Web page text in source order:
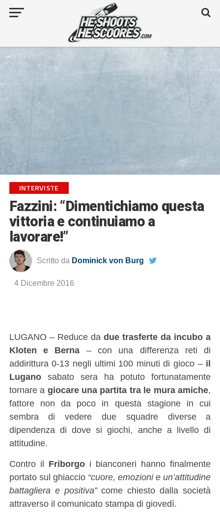
INTERVISTE
Fazzini: “Dimentichiamo questa
vittoria e continuiamo a
lavorare!”
Scritto da Dominick von Burg
4 Dicembre 2016
LUGANO – Reduce da due trasferte da incubo a
Kloten e Berna – con una differenza reti di
addirittura 0-13 negli ultimi 100 minuti di gioco – il
Luganosabato sera ha potuto fortunatamente
tornare a giocare una partita tra le mura amiche,
fattore non da poco in questa stagione in cui
sembra di vedere due squadre diverse a
dipendenza di dove si giochi, anche a livello di
attitudine.
Contro il Friborgoi bianconeri hanno finalmente
portato sul ghiaccio “cuore, emozioni e un’attitudine
battagliera e positiva”come chiesto dalla società
attraverso il comunicato stampa di giovedì.